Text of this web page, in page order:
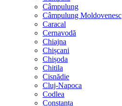
Câmpulung
Câmpulung Moldovenesc
Caracal
Cernavodă
Chiajna
Chișcani
Chișoda
Chitila
Cisnădie
Cluj-Napoca
Codlea
Constanța